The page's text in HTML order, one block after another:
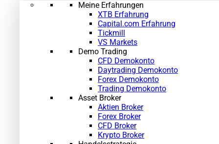
Meine Erfahrungen
XTB Erfahrung
Capital.com Erfahrung
Tickmill
VS Markets
Demo Trading
CFD Demokonto
Daytrading Demokonto
Forex Demokonto
Trading Demokonto
Asset Broker
Aktien Broker
Forex Broker
CFD Broker
Krypto Broker